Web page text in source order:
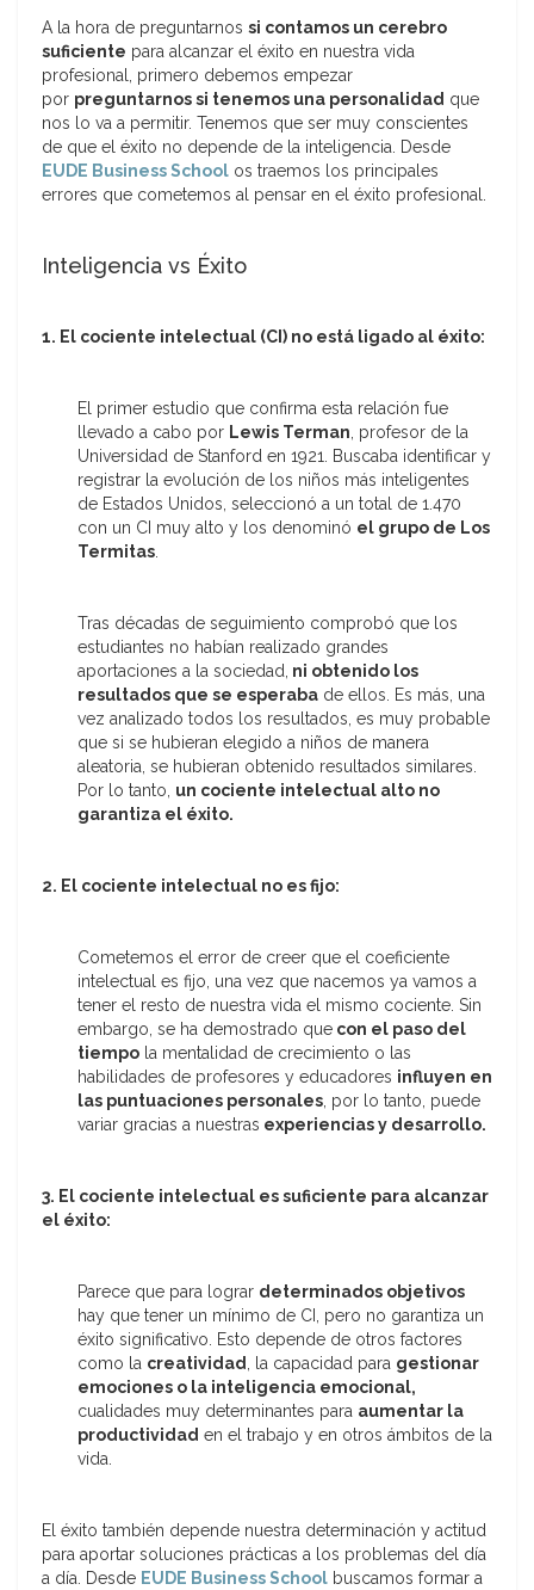
A la hora de preguntarnos si contamos un cerebro
suficiente para alcanzar el éxito en nuestra vida
profesional, primero debemos empezar
por preguntarnos si tenemos una personalidad que
nos lo va a permitir. Tenemos que ser muy conscientes
de que el éxito no depende de la inteligencia. Desde
EUDE Business School os traemos los principales
errores que cometemos al pensar en el éxito profesional.
Inteligencia vs Éxito
1. El cociente intelectual (CI) no está ligado al éxito:
El primer estudio que confirma esta relación fue
llevado a cabo por Lewis Terman, profesor de la
Universidad de Stanford en 1921. Buscaba identificar y
registrar la evolución de los niños más inteligentes
de Estados Unidos, seleccionó a un total de 1.470
con un CI muy alto y los denominó el grupo de Los
Termitas.
Tras décadas de seguimiento comprobó que los
estudiantes no habían realizado grandes
aportaciones a la sociedad, ni obtenido los
resultados que se esperaba de ellos. Es más, una
vez analizado todos los resultados, es muy probable
que si se hubieran elegido a niños de manera
aleatoria, se hubieran obtenido resultados similares.
Por lo tanto, un cociente intelectual alto no
garantiza el éxito.
2. El cociente intelectual no es fijo:
Cometemos el error de creer que el coeficiente
intelectual es fijo, una vez que nacemos ya vamos a
tener el resto de nuestra vida el mismo cociente. Sin
embargo, se ha demostrado que con el paso del
tiempo la mentalidad de crecimiento o las
habilidades de profesores y educadores influyen en
las puntuaciones personales, por lo tanto, puede
variar gracias a nuestras experiencias y desarrollo.
3. El cociente intelectual es suficiente para alcanzar
el éxito:
Parece que para lograr determinados objetivos
hay que tener un mínimo de CI, pero no garantiza un
éxito significativo. Esto depende de otros factores
como la creatividad, la capacidad para gestionar
emociones o la inteligencia emocional,
cualidades muy determinantes para aumentar la
productividad en el trabajo y en otros ámbitos de la
vida.
El éxito también depende nuestra determinación y actitud
para aportar soluciones prácticas a los problemas del día
a día. Desde EUDE Business School buscamos formar a